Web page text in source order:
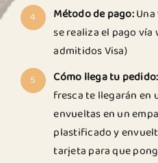
4 Método de pago:Una
se realiza el pago vía
admitidos Visa)
5 Cómo llega tu pedido:
fresca te llegarán en
envueltas en un
plastificado y
tarjeta para que